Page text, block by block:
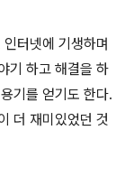
터넷에 기생하며
기 하고 해결을 하
기를 얻기도 한다.
더 재미있었던 것